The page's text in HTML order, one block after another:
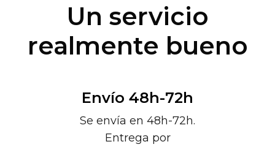
Un servicio
realmente bueno
Envío 48h-72h
Se envía en 48h-72h.
Entrega por